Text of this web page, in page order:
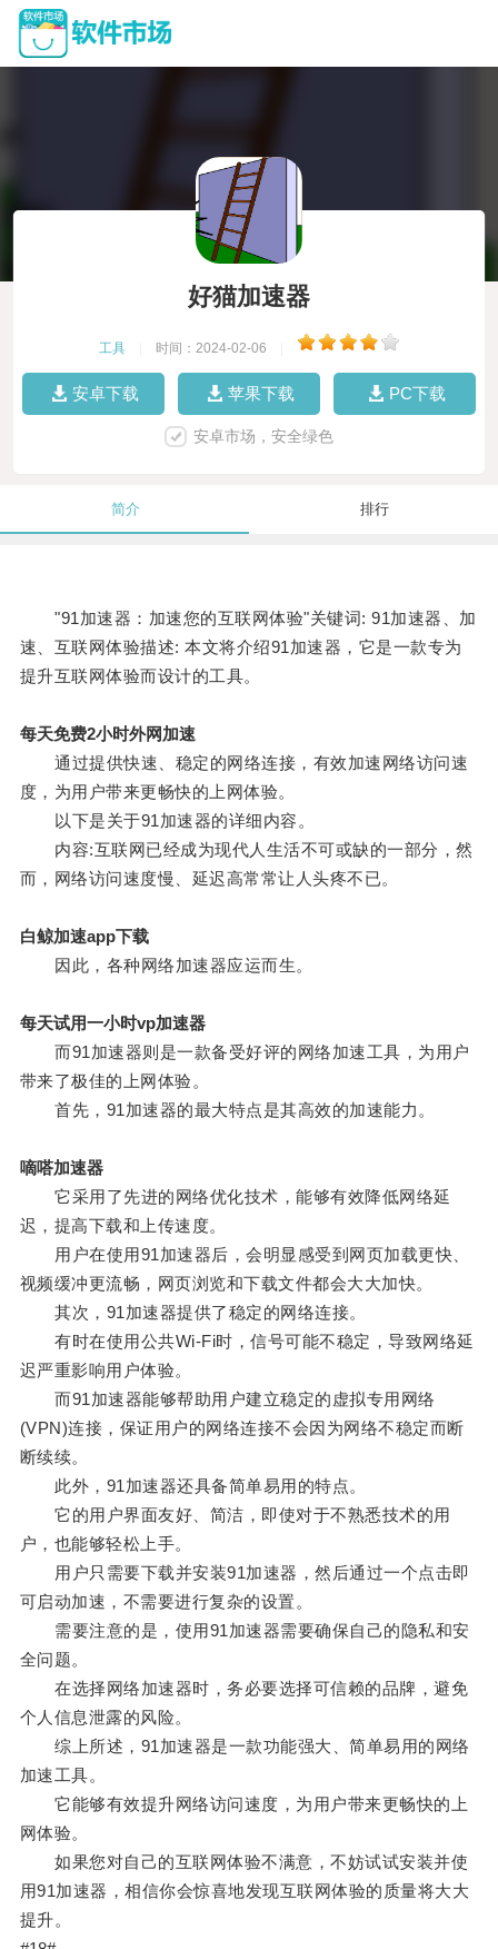
好猫加速器
工具 时间：2024-02-06
安卓下载 苹果下载 PC下载
安卓市场，安全绿色
简介 排行
"91加速器：加速您的互联网体验"关键词: 91加速器、加
速、互联网体验描述: 本文将介绍91加速器，它是一款专为
提升互联网体验而设计的工具。
每天免费2小时外网加速
通过提供快速、稳定的网络连接，有效加速网络访问速
度，为用户带来更畅快的上网体验。
以下是关于91加速器的详细内容。
内容:互联网已经成为现代人生活不可或缺的一部分，然
而，网络访问速度慢、延迟高常常让人头疼不已。
白鲸加速app下载
因此，各种网络加速器应运而生。
每天试用一小时vp加速器
而91加速器则是一款备受好评的网络加速工具，为用户
带来了极佳的上网体验。
首先，91加速器的最大特点是其高效的加速能力。
嘀嗒加速器
它采用了先进的网络优化技术，能够有效降低网络延
迟，提高下载和上传速度。
用户在使用91加速器后，会明显感受到网页加载更快、
视频缓冲更流畅，网页浏览和下载文件都会大大加快。
其次，91加速器提供了稳定的网络连接。
有时在使用公共Wi-Fi时，信号可能不稳定，导致网络延
迟严重影响用户体验。
而91加速器能够帮助用户建立稳定的虚拟专用网络
(VPN)连接，保证用户的网络连接不会因为网络不稳定而断
断续续。
此外，91加速器还具备简单易用的特点。
它的用户界面友好、简洁，即使对于不熟悉技术的用
户，也能够轻松上手。
用户只需要下载并安装91加速器，然后通过一个点击即
可启动加速，不需要进行复杂的设置。
需要注意的是，使用91加速器需要确保自己的隐私和安
全问题。
在选择网络加速器时，务必要选择可信赖的品牌，避免
个人信息泄露的风险。
综上所述，91加速器是一款功能强大、简单易用的网络
加速工具。
它能够有效提升网络访问速度，为用户带来更畅快的上
网体验。
如果您对自己的互联网体验不满意，不妨试试安装并使
用91加速器，相信你会惊喜地发现互联网体验的质量将大大
提升。